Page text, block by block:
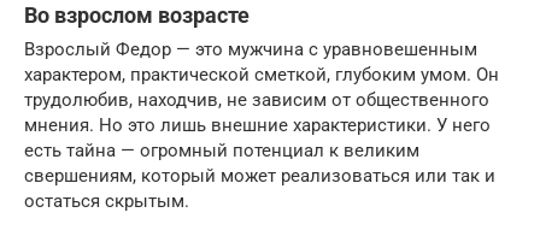
Во взрослом возрасте
Взрослый Федор — это мужчина с уравновешенным
характером, практической сметкой, глубоким умом. Он
трудолюбив, находчив, не зависим от общественного
мнения. Но это лишь внешние характеристики. У него
есть тайна — огромный потенциал к великим
свершениям, который может реализоваться или так и
остаться скрытым.